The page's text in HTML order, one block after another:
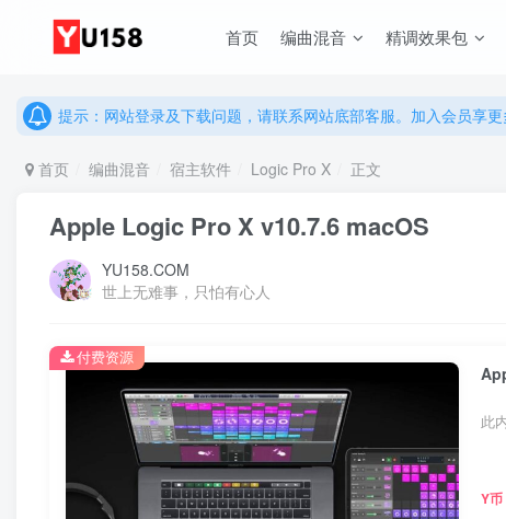
首页 编曲混音 精调效果包
提示：网站登录及下载问题，请联系网站底部客服。加入会员享更
提示：网站登录及下载问题，请联系网站底部客服。加入会员享
首页 编曲混音 宿主软件 Logic Pro X 正文
Apple Logic Pro X v10.7.6 macOS
YU158.COM
世上无难事，只怕有心人
此
Y币
付费资源